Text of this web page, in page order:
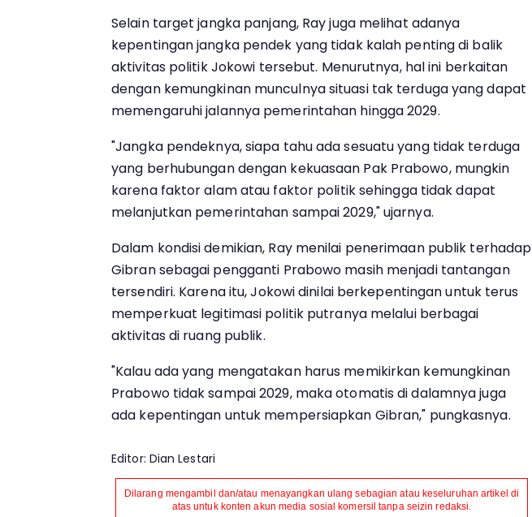
Selain target jangka panjang, Ray juga melihat adanya
kepentingan jangka pendek yang tidak kalah penting di balik
aktivitas politik Jokowi tersebut. Menurutnya, hal ini berkaitan
dengan kemungkinan munculnya situasi tak terduga yang dapat
memengaruhi jalannya pemerintahan hingga 2029.
"Jangka pendeknya, siapa tahu ada sesuatu yang tidak terduga
yang berhubungan dengan kekuasaan Pak Prabowo, mungkin
karena faktor alam atau faktor politik sehingga tidak dapat
melanjutkan pemerintahan sampai 2029," ujarnya.
Dalam kondisi demikian, Ray menilai penerimaan publik terhadap
Gibran sebagai pengganti Prabowo masih menjadi tantangan
tersendiri. Karena itu, Jokowi dinilai berkepentingan untuk terus
memperkuat legitimasi politik putranya melalui berbagai
aktivitas di ruang publik.
"Kalau ada yang mengatakan harus memikirkan kemungkinan
Prabowo tidak sampai 2029, maka otomatis di dalamnya juga
ada kepentingan untuk mempersiapkan Gibran," pungkasnya.
Editor: Dian Lestari
Dilarang mengambil dan/atau menayangkan ulang sebagian atau keseluruhan artikel di
atas untuk konten akun media sosial komersil tanpa seizin redaksi.